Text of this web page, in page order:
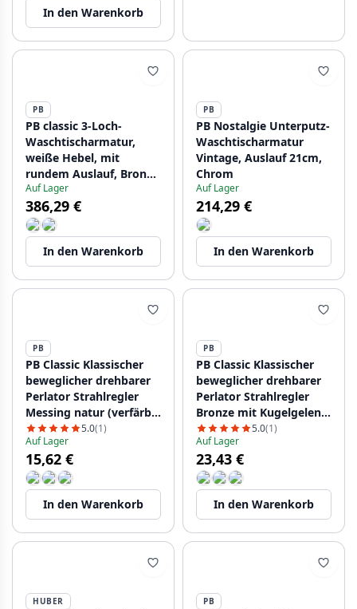
In den Warenkorb
PB
PB classic 3-Loch-
Waschtischarmatur,
weiße Hebel, mit
rundem Auslauf, Bronze
1208956913
Auf Lager
386,29 €
In den Warenkorb
PB
PB Nostalgie Unterputz-
Waschtischarmatur
Vintage, Auslauf 21cm,
Chrom
Auf Lager
214,29 €
In den Warenkorb
PB
PB Classic Klassischer
beweglicher drehbarer
Perlator Strahlregler
Messing natur (verfärbt)
mit schwenkbarem
Kugelgelenk M22
Innengewinde
1208958039
5.0(1)
Auf Lager
15,62 €
In den Warenkorb
PB
PB Classic Klassischer
beweglicher drehbarer
Perlator Strahlregler
Bronze mit Kugelgelenk
schwenkbar M22
Innengewinde
1208958040
5.0(1)
Auf Lager
23,43 €
In den Warenkorb
HUBER PB